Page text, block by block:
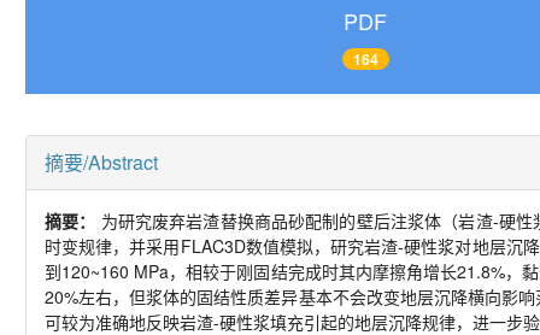
PDF
164
摘要/Abstract
摘要： 为研究废弃岩渣替换商品砂配制的壁后注浆体（岩渣-硬性
时变规律，并采用FLAC3D数值模拟，研究岩渣-硬性浆对地层沉
到120~160 MPa，相较于刚固结完成时其内摩擦角增长21.8%，
20%左右，但浆体的固结性质差异基本不会改变地层沉降横向影
可较为准确地反映岩渣-硬性浆填充引起的地层沉降规律，进一步